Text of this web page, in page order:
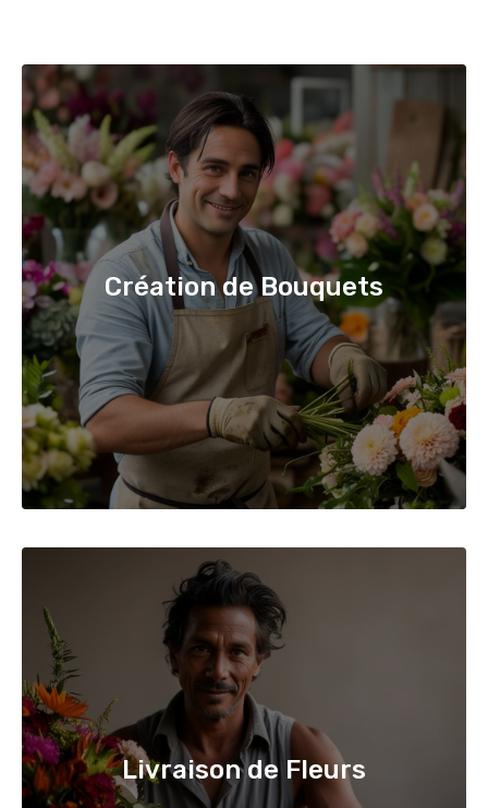
Création de Bouquets
Livraison de Fleurs